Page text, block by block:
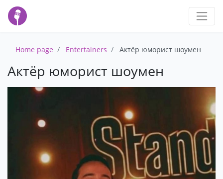
Home page Entertainers Актёр юморист шоумен
Актёр юморист шоумен